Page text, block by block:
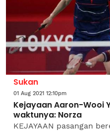
Sukan
01 Aug 2021 12:10pm
Kejayaan Aaron-Wooi
waktunya: Norza
KEJAYAAN pasangan